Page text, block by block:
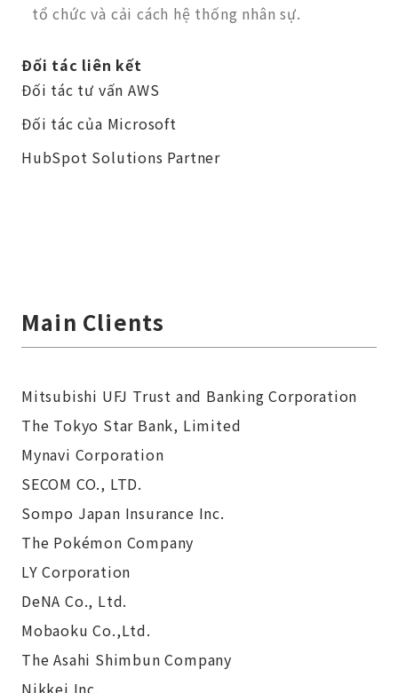
tổ chức và cải cách hệ thống nhân sự.
Đối tác liên kết
Đối tác tư vấn AWS
Đối tác của Microsoft
HubSpot Solutions Partner
Main Clients
Mitsubishi UFJ Trust and Banking Corporation
The Tokyo Star Bank, Limited
Mynavi Corporation
SECOM CO., LTD.
Sompo Japan Insurance Inc.
The Pokémon Company
LY Corporation
DeNA Co., Ltd.
Mobaoku Co.,Ltd.
The Asahi Shimbun Company
Nikkei Inc.